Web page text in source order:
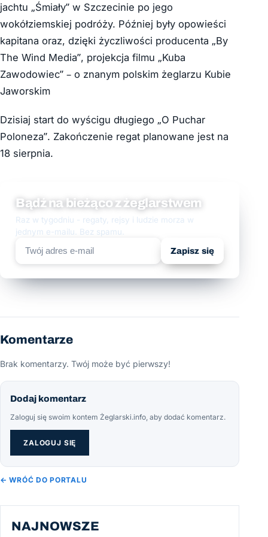
jachtu „Śmiały” w Szczecinie po jego
wokółziemskiej podróży. Później były opowieści
kapitana oraz, dzięki życzliwości producenta „By
The Wind Media”, projekcja filmu „Kuba
Zawodowiec” – o znanym polskim żeglarzu Kubie
Jaworskim
Dzisiaj start do wyścigu długiego „O Puchar
Poloneza”. Zakończenie regat planowane jest na
18 sierpnia.
Bądź na bieżąco z żeglarstwem
Raz w tygodniu - regaty, rejsy i ludzie morza w
jednym e-mailu. Bez spamu.
Zapisz się
Komentarze
Brak komentarzy. Twój może być pierwszy!
Dodaj komentarz
Zaloguj się swoim kontem Żeglarski.info, aby dodać komentarz.
ZALOGUJ SIĘ
← WRÓĆ DO PORTALU
NAJNOWSZE